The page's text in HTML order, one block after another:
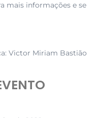
mais informações e se
Victor Miriam Bastião